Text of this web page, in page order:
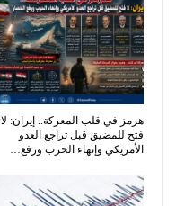
هرمز في قلب المعركة.. إيران: لا
فتح للمضيق قبل تراجع العدو
الأمريكي وإنهاء الحرب ورفع…